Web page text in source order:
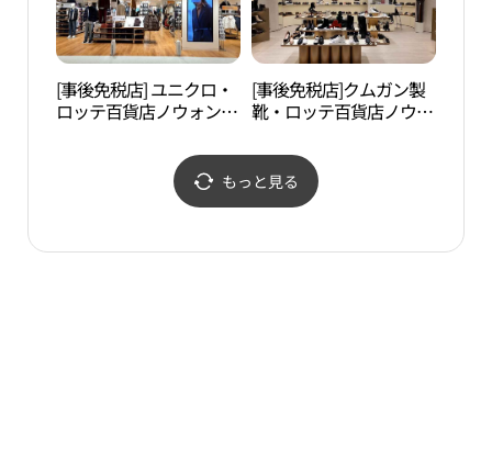
[事後免税店] ユニクロ・
ロッテ百貨店ノウォン
[事後免税店]クムガン製
靴・ロッテ百貨店ノウォ
롯데백화점 노원점)
もっと見る